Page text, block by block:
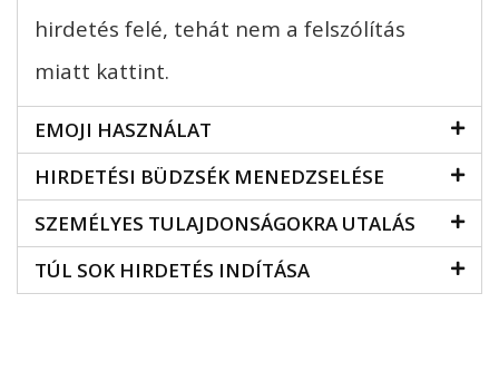
hirdetés felé, tehát nem a felszólítás
miatt kattint.
EMOJI HASZNÁLAT
HIRDETÉSI BÜDZSÉK MENEDZSELÉSE
SZEMÉLYES TULAJDONSÁGOKRA UTALÁS
TÚL SOK HIRDETÉS INDÍTÁSA